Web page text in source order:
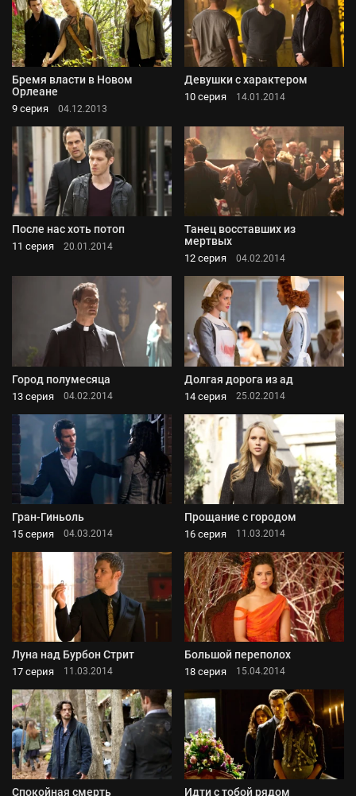
Бремя власти в Новом
Орлеане
9 серия 04.12.2013
Девушки с характером
10 серия 14.01.2014
После нас хоть потоп
11 серия 20.01.2014
Танец восставших из
мертвых
12 серия 04.02.2014
Город полумесяца
13 серия 04.02.2014
Долгая дорога из ад
14 серия 25.02.2014
Гран-Гиньоль
15 серия 04.03.2014
Прощание с городом
16 серия 11.03.2014
Луна над Бурбон Стрит
17 серия 11.03.2014
Большой переполох
18 серия 15.04.2014
Спокойная смерть Идти с тобой рядом